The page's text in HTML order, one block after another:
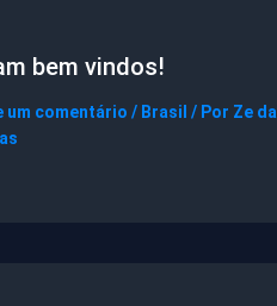
bem vindos!
um comentário / Brasil / Por Ze da